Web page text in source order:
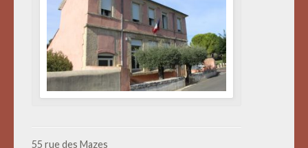
55 rue des Mazes